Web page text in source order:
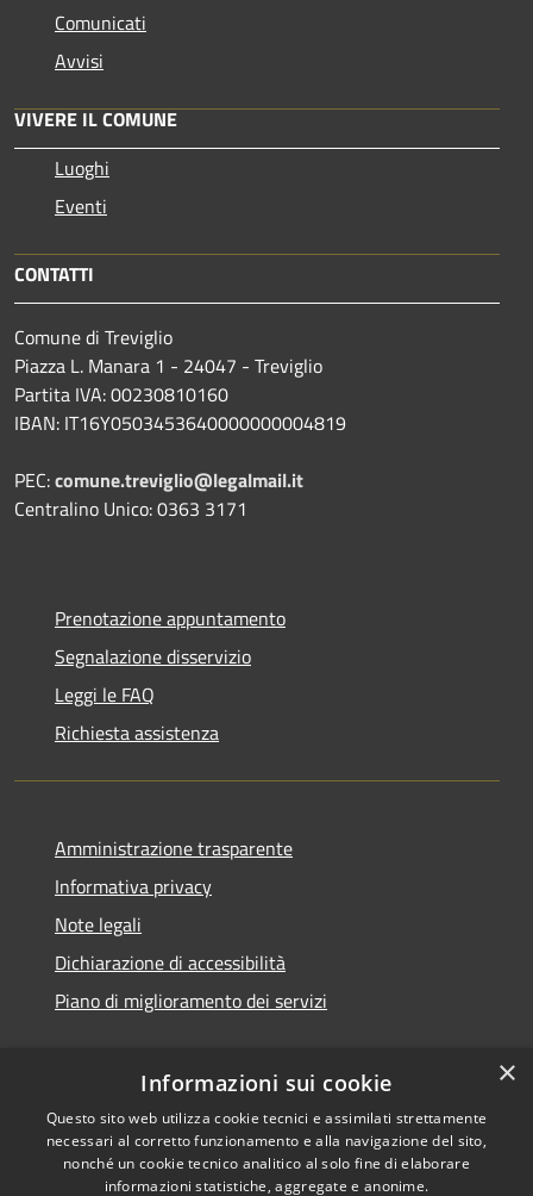
Comunicati
Avvisi
VIVERE IL COMUNE
Luoghi
Eventi
CONTATTI
Comune di Treviglio
Piazza L. Manara 1 - 24047 - Treviglio
Partita IVA: 00230810160
IBAN: IT16Y0503453640000000004819
PEC:comune.treviglio@legalmail.it
Centralino Unico: 0363 3171
Prenotazione appuntamento
Segnalazione disservizio
Leggi le FAQ
Richiesta assistenza
Amministrazione trasparente
Informativa privacy
Note legali
Dichiarazione di accessibilità
Piano di miglioramento dei servizi
RSS
Accessibilità
Privacy
Copyright © 2026 • Comune di
Treviglio • Powered by
Municipium•Accesso
×
Informazioni sui cookie
Questo sito web utilizza cookie tecnici e assimilati strettamente
necessari al corretto funzionamento e alla navigazione del sito,
nonché un cookie tecnico analitico al solo fine di elaborare
informazioni statistiche, aggregate e anonime.